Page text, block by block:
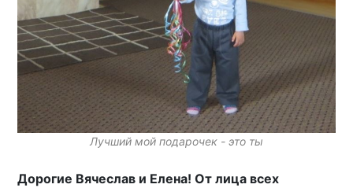
Лучший мой подарочек - это ты
Дорогие Вячеслав и Елена! От лица всех